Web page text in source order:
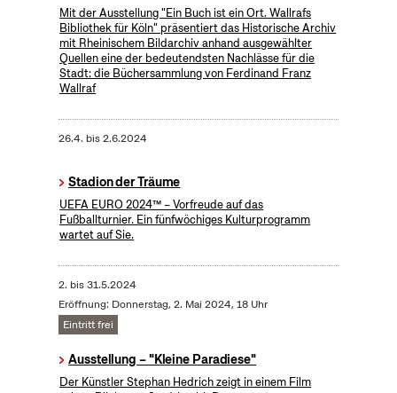
Mit der Ausstellung "Ein Buch ist ein Ort. Wallrafs
Bibliothek für Köln" präsentiert das Historische Archiv
mit Rheinischem Bildarchiv anhand ausgewählter
Quellen eine der bedeutendsten Nachlässe für die
Stadt: die Büchersammlung von Ferdinand Franz
Wallraf
26.4. bis2.6.2024
Stadion der Träume
UEFA EURO 2024™ – Vorfreude auf das
Fußballturnier. Ein fünfwöchiges Kulturprogramm
wartet auf Sie.
2. bis31.5.2024
Eröffnung: Donnerstag, 2. Mai 2024, 18 Uhr
Eintritt frei
Ausstellung – "Kleine Paradiese"
Der Künstler Stephan Hedrich zeigt in einem Film